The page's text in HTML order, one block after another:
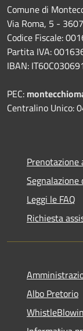
Comune di
Via Roma, 5 -
Codice Fiscale:
Partita IVA:
IBAN:
PEC:
Centralino Unico:
Segnalazione
Leggi le FAQ
Richiesta
Albo Pretorio